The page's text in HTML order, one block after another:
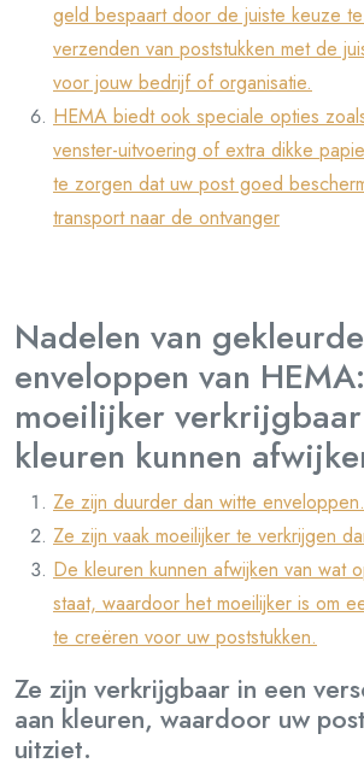
geld bespaart door de juiste keuze
verzenden van poststukken met de
voor jouw bedrijf of organisatie.
HEMA biedt ook speciale opties
venster-uitvoering of extra dikke
te zorgen dat uw post goed
transport naar de ontvanger
Nadelen van gekleurde
enveloppen van
moeilijker
kleuren kunnen
Ze zijn duurder dan witte enveloppen.
Ze zijn vaak moeilijker te verkrijgen
De kleuren kunnen afwijken van wat
staat, waardoor het moeilijker is om
te creëren voor uw poststukken.
Ze zijn verkrijgbaar in een
aan kleuren, waardoor uw
uitziet.